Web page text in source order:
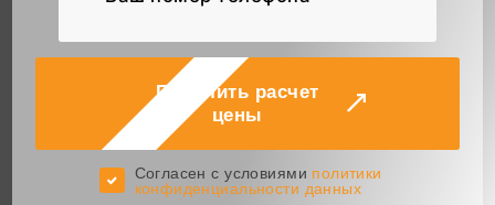
Получить расчет
цены
Cогласен с условиями политики
конфиденциальности данных